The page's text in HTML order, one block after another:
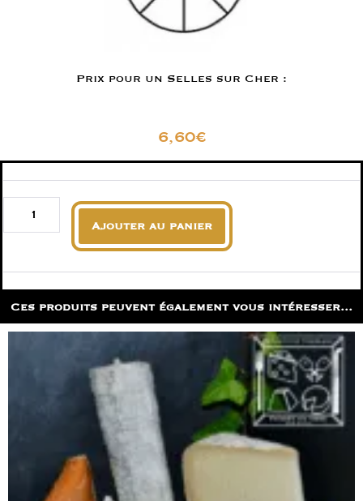
Prix pour un Selles sur Cher :
6,60€
Ajouter au panier
Ces produits peuvent également vous intéresser...